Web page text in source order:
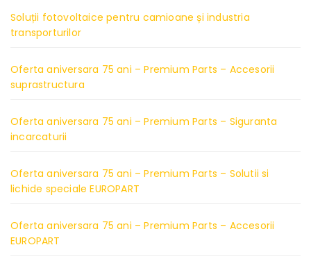
Soluții fotovoltaice pentru camioane și industria
transporturilor
Oferta aniversara 75 ani – Premium Parts – Accesorii
suprastructura
Oferta aniversara 75 ani – Premium Parts – Siguranta
incarcaturii
Oferta aniversara 75 ani – Premium Parts – Solutii si
lichide speciale EUROPART
Oferta aniversara 75 ani – Premium Parts – Accesorii
EUROPART